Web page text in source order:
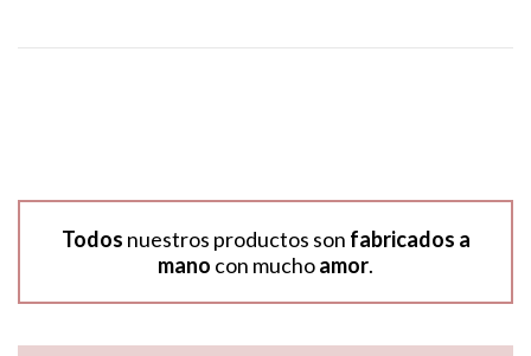
Todos nuestros productos son fabricados a
mano con muchoamor.